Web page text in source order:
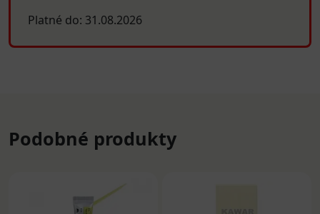
Platné do: 31.08.2026
Podobné produkty